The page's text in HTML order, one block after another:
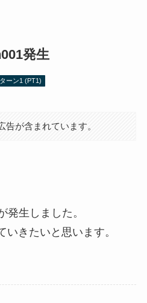
発生
ーン1 (PT1)
告が含まれています。
発生しました。
いきたいと思います。